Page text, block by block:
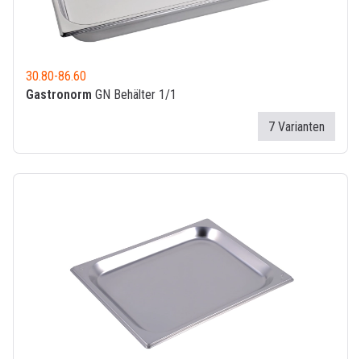
30.80-86.60
Gastronorm GN Behälter 1/1
7 Varianten